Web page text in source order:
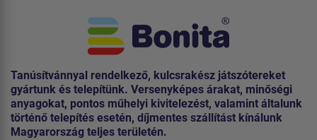
Tanúsítvánnyal rendelkező, kulcsrakész játszótereket
gyártunk és telepítünk. Versenyképes árakat, minőségi
anyagokat, pontos műhelyi kivitelezést, valamint általunk
történő telepítés esetén, díjmentes szállítást kínálunk
Magyarország teljes területén.